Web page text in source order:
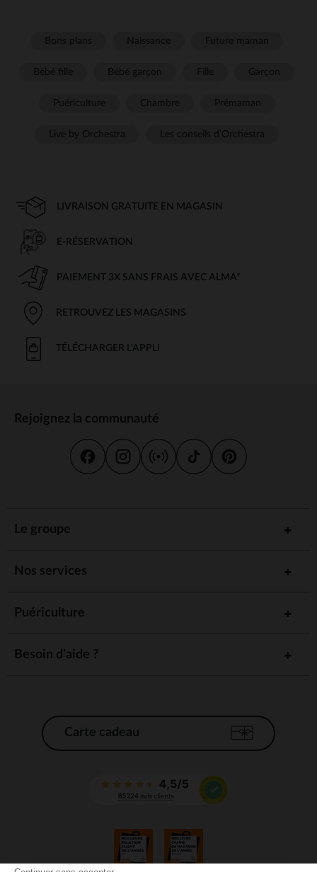
LIVRAISON GRATUITE EN MAGASIN
E-RÉSERVATION
PAIEMENT 3X SANS FRAIS AVEC ALMA*
RETROUVEZ LES MAGASINS
TÉLÉCHARGER L'APPLI
Rejoignez la communauté
Le groupe
Nos services
Puériculture
Besoin d'aide ?
Carte cadeau